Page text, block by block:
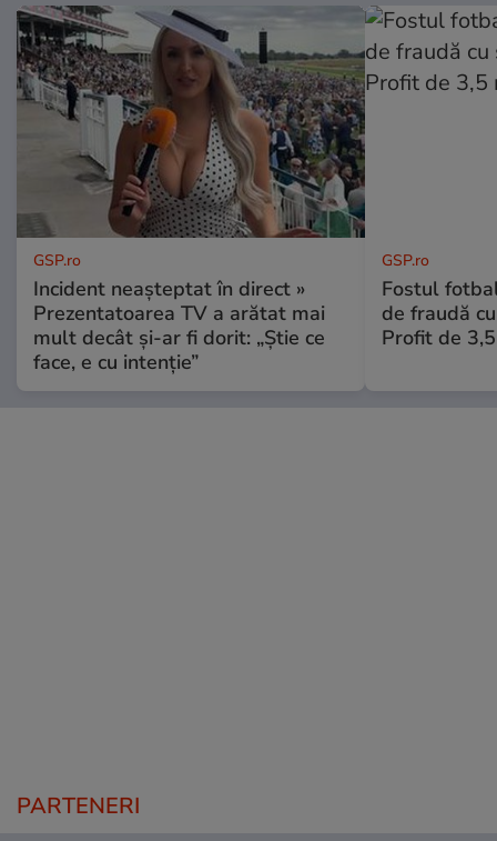
GSP.ro
Incident neașteptat în direct »
Prezentatoarea TV a arătat mai
mult decât și-ar fi dorit: „Știe ce
face, e cu intenție”
GSP.ro
Fostul
de fraudă
Profit de
PARTENERI